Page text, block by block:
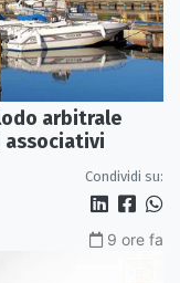
arbitrale
associativi
Condividi su:
9 ore fa